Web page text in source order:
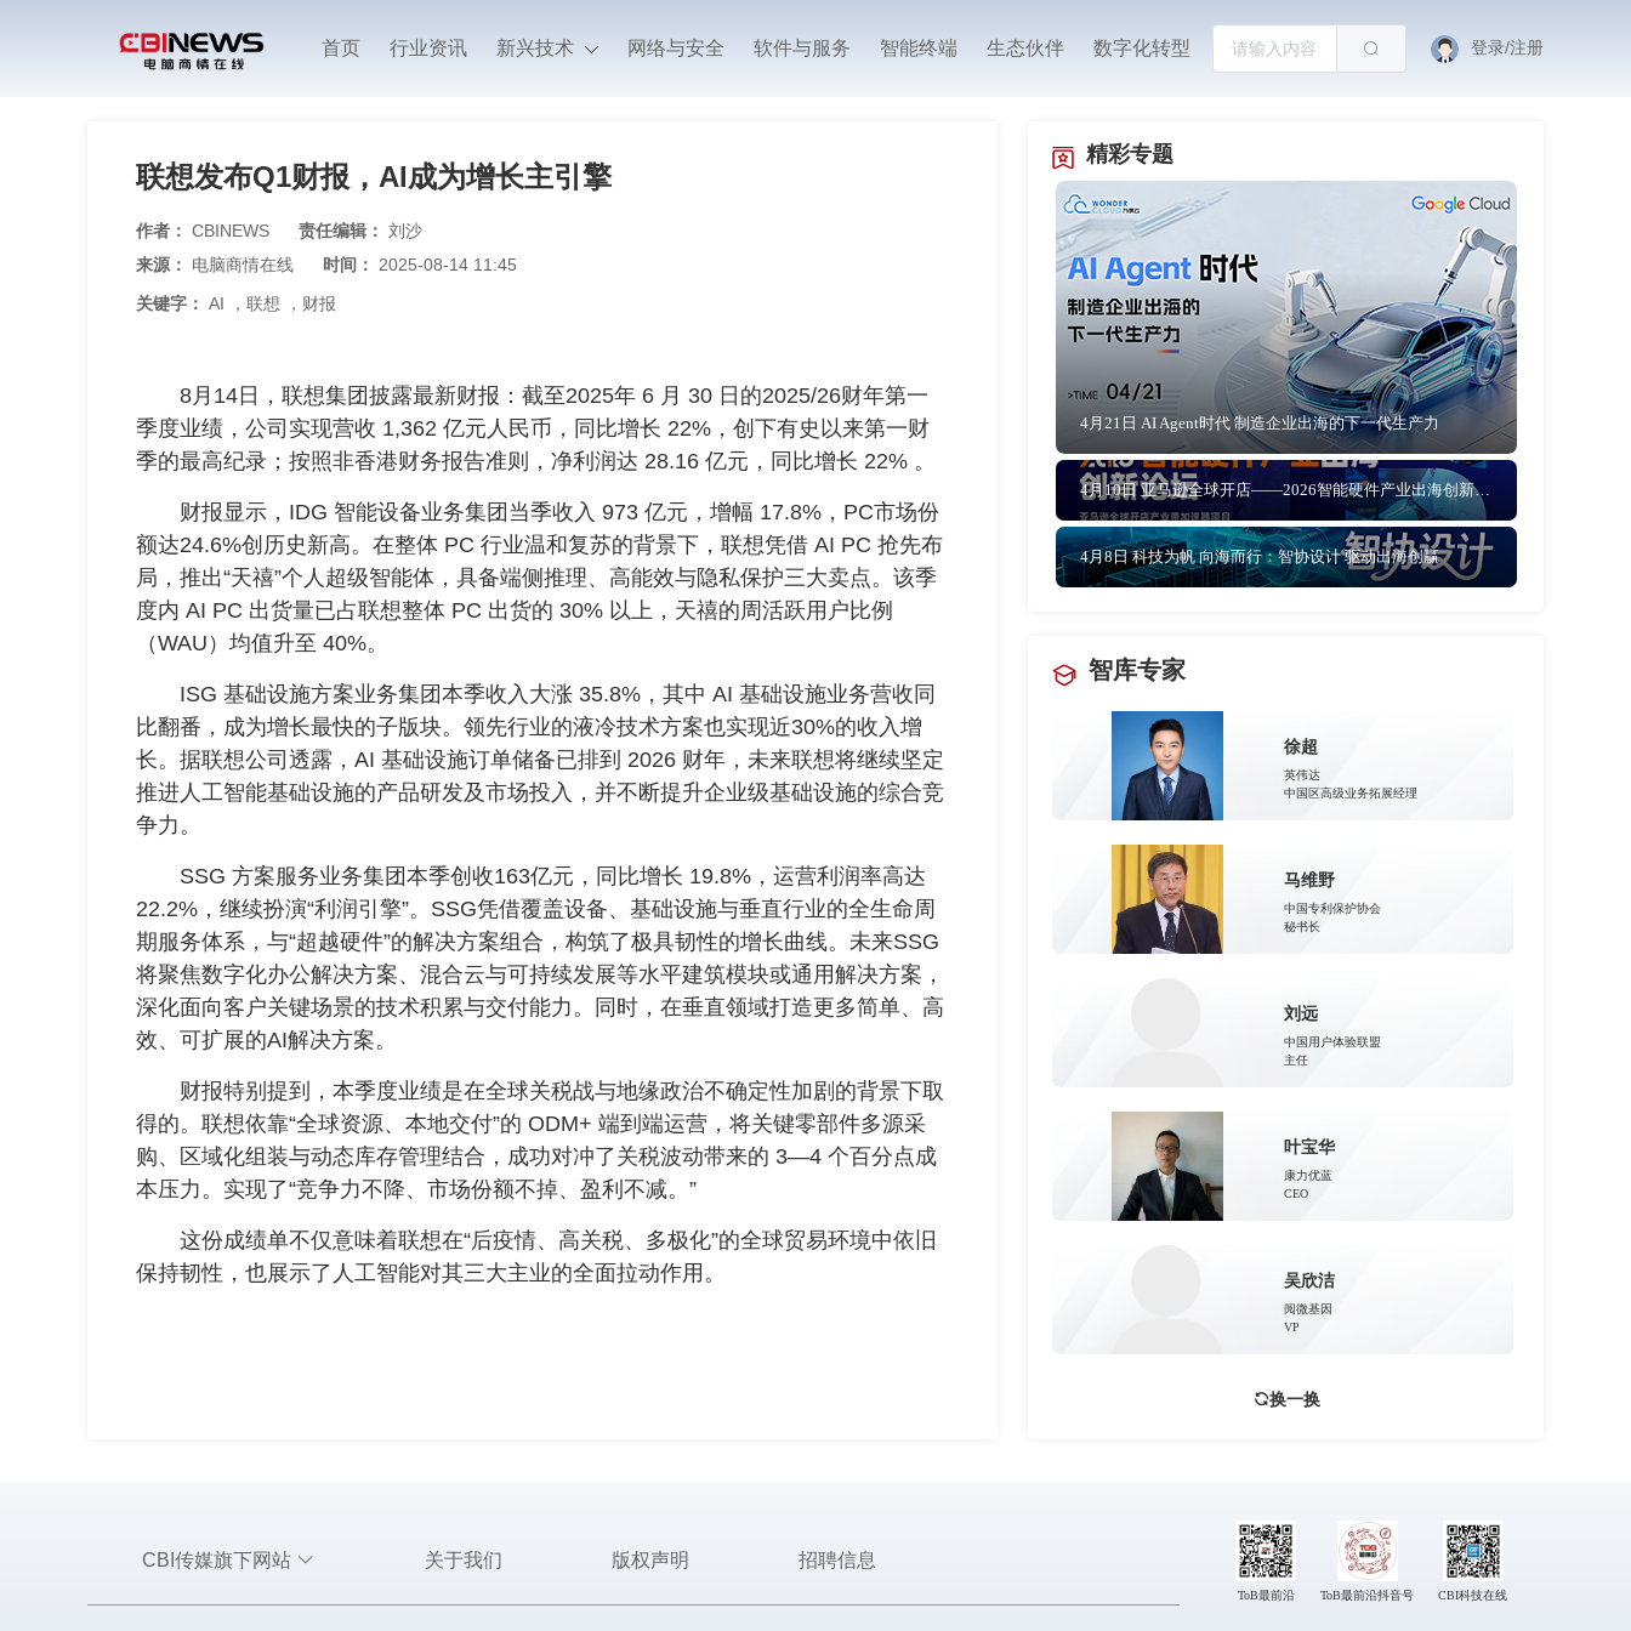
首页 行业资讯 新兴技术 网络与安全 软件与服务 智能终端 生态伙伴 数字化转型 登录/注册
联想发布Q1财报，AI成为增长主引擎
作者： CBINEWS 责任编辑： 刘沙
来源： 电脑商情在线 时间： 2025-08-14 11:45
关键字： AI ， 联想 ， 财报
8月14日，联想集团披露最新财报：截至2025年 6 月 30 日的2025/26财年第一
季度业绩，公司实现营收 1,362 亿元人民币，同比增长 22%，创下有史以来第一财
季的最高纪录；按照非香港财务报告准则，净利润达 28.16 亿元，同比增长 22% 。
财报显示，IDG 智能设备业务集团当季收入 973 亿元，增幅 17.8%，PC市场份
额达24.6%创历史新高。在整体 PC 行业温和复苏的背景下，联想凭借 AI PC 抢先布
局，推出“天禧”个人超级智能体，具备端侧推理、高能效与隐私保护三大卖点。该季
度内 AI PC 出货量已占联想整体 PC 出货的 30% 以上，天禧的周活跃用户比例
（WAU）均值升至 40%。
ISG 基础设施方案业务集团本季收入大涨 35.8%，其中 AI 基础设施业务营收同
比翻番，成为增长最快的子版块。领先行业的液冷技术方案也实现近30%的收入增
长。据联想公司透露，AI 基础设施订单储备已排到 2026 财年，未来联想将继续坚定
推进人工智能基础设施的产品研发及市场投入，并不断提升企业级基础设施的综合竞
争力。
SSG 方案服务业务集团本季创收163亿元，同比增长 19.8%，运营利润率高达
22.2%，继续扮演“利润引擎”。SSG凭借覆盖设备、基础设施与垂直行业的全生命周
期服务体系，与“超越硬件”的解决方案组合，构筑了极具韧性的增长曲线。未来SSG
将聚焦数字化办公解决方案、混合云与可持续发展等水平建筑模块或通用解决方案，
深化面向客户关键场景的技术积累与交付能力。同时，在垂直领域打造更多简单、高
效、可扩展的AI解决方案。
财报特别提到，本季度业绩是在全球关税战与地缘政治不确定性加剧的背景下取
得的。联想依靠“全球资源、本地交付”的 ODM+ 端到端运营，将关键零部件多源采
购、区域化组装与动态库存管理结合，成功对冲了关税波动带来的 3—4 个百分点成
本压力。实现了“竞争力不降、市场份额不掉、盈利不减。”
这份成绩单不仅意味着联想在“后疫情、高关税、多极化”的全球贸易环境中依旧
保持韧性，也展示了人工智能对其三大主业的全面拉动作用。
精彩专题
4月21日 AI Agent时代 制造企业出海的下一代生产力
4月10日 亚马逊全球开店——2026智能硬件产业出海创新论坛
4月8日 科技为帆 向海而行：智协设计 驱动出海创赢
智库专家
徐超
英伟达
中国区高级业务拓展经理
马维野
中国专利保护协会
秘书长
刘远
中国用户体验联盟
主任
叶宝华
康力优蓝
CEO
吴欣洁
阅微基因
VP
换一换
CBI传媒旗下网站 关于我们 版权声明 招聘信息
ToB最前沿 ToB最前沿抖音号 CBI科技在线